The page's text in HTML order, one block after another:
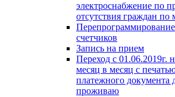
электроснабжение по
отсутствия граждан по
счетчиков
Запись на прием
Переход с 01.06.2019г.
месяц в месяц с
платежного документа
проживаю